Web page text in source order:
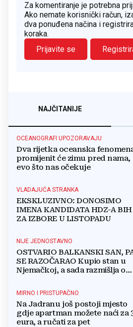
Za komentiranje je potrebna
Ako nemate korisnički račun,
dva ponuđena načina i
koraka.
Prijavite se
NAJČITANIJE
OCEANOGRAFI UPOZORAVAJU
Dva rijetka oceanska
promijenit će zimu pred nama,
evo što nas očekuje
VLADAJUĆA STRANKA
EKSKLUZIVNO: DONOSIMO
IMENA KANDIDATA HDZ-A BIH
ZA IZBORE U LISTOPADU
NIJE JEDNOSTAVNO
OSTVARIO BALKANSKI SAN,
SE RAZOČARAO Kupio stan u
Njemačkoj, a sada razmišlja o
MIRNO I PRISTUPAČNO
Na Jadranu još postoji mjesto
gdje apartman možete naći za
eura, a ručati za pet